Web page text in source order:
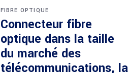
FIBRE OPTIQUE
Connecteur fibre
optique dans la taille
du marché des
télécommunications, la